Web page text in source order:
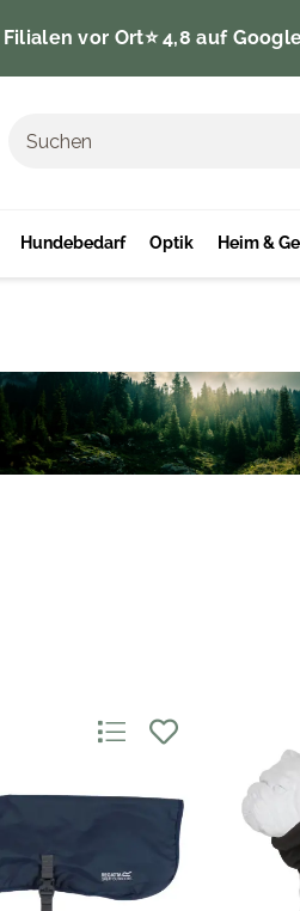
Filialen vor Ort⭐️ 4,8 auf
Hundebedarf Optik Heim &